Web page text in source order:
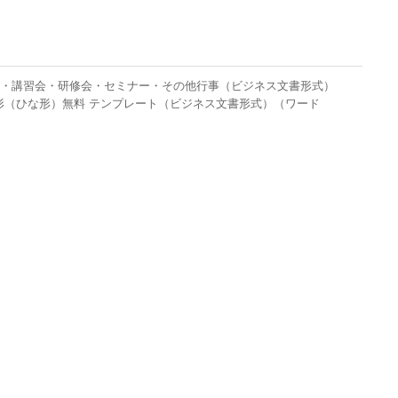
習会・研修会・セミナー・その他行事（ビジネス文書形式）
ひな形）無料 テンプレート（ビジネス文書形式）（ワード